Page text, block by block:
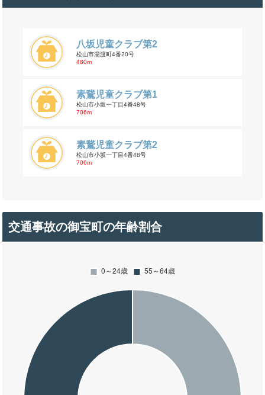
八坂児童クラブ第2
松山市湯渡町4番20号
480m
素鵞児童クラブ第1
松山市小坂一丁目4番48号
706m
素鵞児童クラブ第2
松山市小坂一丁目4番48号
706m
交通事故の御宝町の年齢割合